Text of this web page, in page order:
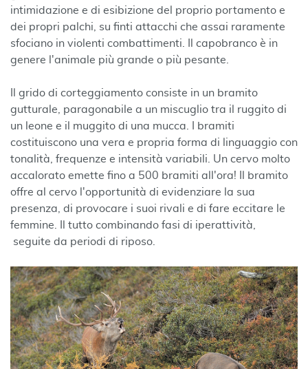
intimidazione e di esibizione del proprio portamento e
dei propri palchi, su finti attacchi che assai raramente
sfociano in violenti combattimenti. Il capobranco è in
genere l'animale più grande o più pesante.
Il grido di corteggiamento consiste in un bramito
gutturale, paragonabile a un miscuglio tra il ruggito di
un leone e il muggito di una mucca. I bramiti
costituiscono una vera e propria forma di linguaggio con
tonalità, frequenze e intensità variabili. Un cervo molto
accalorato emette fino a 500 bramiti all'ora! Il bramito
offre al cervo l'opportunità di evidenziare la sua
presenza, di provocare i suoi rivali e di fare eccitare le
femmine. Il tutto combinando fasi di iperattività,
seguite da periodi di riposo.